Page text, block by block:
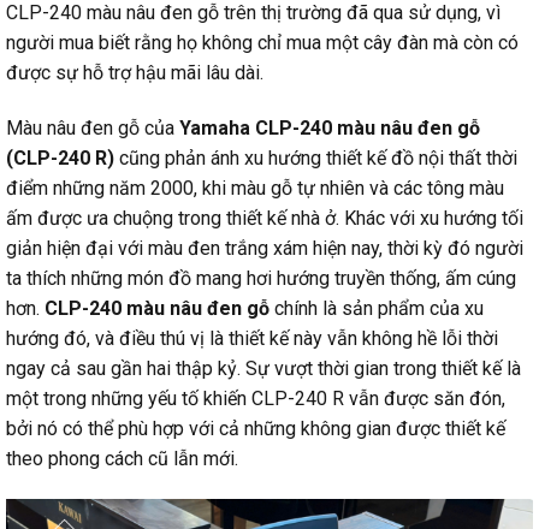
CLP-240 màu nâu đen gỗ trên thị trường đã qua sử dụng, vì
người mua biết rằng họ không chỉ mua một cây đàn mà còn có
được sự hỗ trợ hậu mãi lâu dài.
Màu nâu đen gỗ của Yamaha CLP-240 màu nâu đen gỗ
(CLP-240 R) cũng phản ánh xu hướng thiết kế đồ nội thất thời
điểm những năm 2000, khi màu gỗ tự nhiên và các tông màu
ấm được ưa chuộng trong thiết kế nhà ở. Khác với xu hướng tối
giản hiện đại với màu đen trắng xám hiện nay, thời kỳ đó người
ta thích những món đồ mang hơi hướng truyền thống, ấm cúng
hơn. CLP-240 màu nâu đen gỗ chính là sản phẩm của xu
hướng đó, và điều thú vị là thiết kế này vẫn không hề lỗi thời
ngay cả sau gần hai thập kỷ. Sự vượt thời gian trong thiết kế là
một trong những yếu tố khiến CLP-240 R vẫn được săn đón,
bởi nó có thể phù hợp với cả những không gian được thiết kế
theo phong cách cũ lẫn mới.